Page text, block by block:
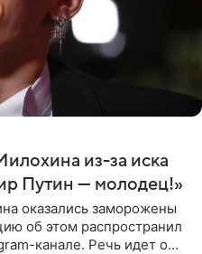
из-за иска
Путин — молодец!»
оказались заморожены
об этом распространил
канале. Речь идет о